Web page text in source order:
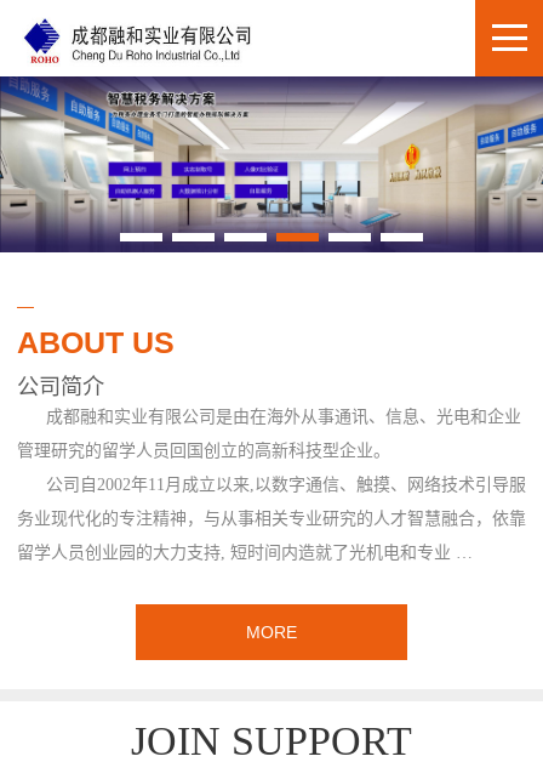
ABOUT US
公司简介
成都融和实业有限公司是由在海外从事通讯、信息、光电和企业
管理研究的留学人员回国创立的高新科技型企业。
公司自2002年11月成立以来,以数字通信、触摸、网络技术引导服
务业现代化的专注精神，与从事相关专业研究的人才智慧融合，依靠
留学人员创业园的大力支持, 短时间内造就了光机电和专业 …
MORE
JOIN SUPPORT